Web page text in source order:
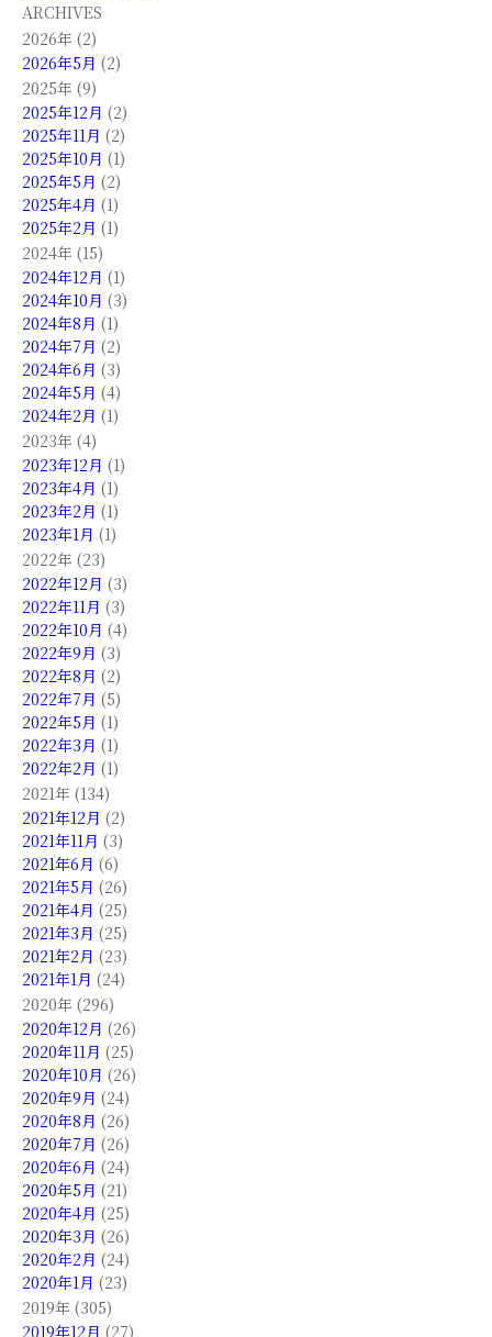
ARCHIVES
2026年 (2)
2026年5月 (2)
2025年 (9)
2025年12月 (2)
2025年11月 (2)
2025年10月 (1)
2025年5月 (2)
2025年4月 (1)
2025年2月 (1)
2024年 (15)
2024年12月 (1)
2024年10月 (3)
2024年8月 (1)
2024年7月 (2)
2024年6月 (3)
2024年5月 (4)
2024年2月 (1)
2023年 (4)
2023年12月 (1)
2023年4月 (1)
2023年2月 (1)
2023年1月 (1)
2022年 (23)
2022年12月 (3)
2022年11月 (3)
2022年10月 (4)
2022年9月 (3)
2022年8月 (2)
2022年7月 (5)
2022年5月 (1)
2022年3月 (1)
2022年2月 (1)
2021年 (134)
2021年12月 (2)
2021年11月 (3)
2021年6月 (6)
2021年5月 (26)
2021年4月 (25)
2021年3月 (25)
2021年2月 (23)
2021年1月 (24)
2020年 (296)
2020年12月 (26)
2020年11月 (25)
2020年10月 (26)
2020年9月 (24)
2020年8月 (26)
2020年7月 (26)
2020年6月 (24)
2020年5月 (21)
2020年4月 (25)
2020年3月 (26)
2020年2月 (24)
2020年1月 (23)
2019年 (305)
2019年12月 (27)